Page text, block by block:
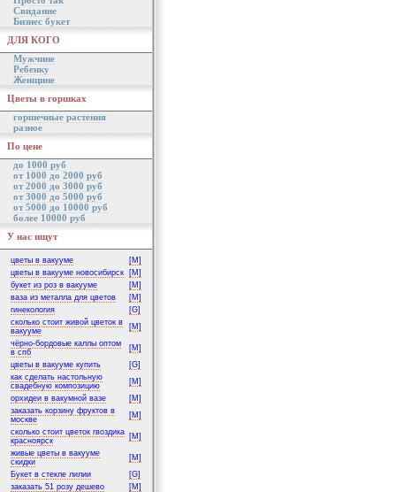
Свидание
Бизнес букет
ДЛЯ КОГО
Мужчине
Ребенку
Женщине
Цветы в горшках
горшечные растения
разное
По цене
до 1000 руб
от 1000 до 2000 руб
от 2000 до 3000 руб
от 3000 до 5000 руб
от 5000 до 10000 руб
более 10000 руб
У нас ищут
цветы в вакууме
[M]
цветы в вакууме новосибирск
[M]
букет из роз в вакууме
[M]
ваза из металла для цветов
[M]
гинекология
[G]
сколько стоит живой цветок в
вакууме
[M]
чёрно-бордовые каллы оптом
в спб
[M]
цветы в вакууме купить
[G]
как сделать настольную
свадебную композицию
[M]
орхидеи в вакумной вазе
[M]
заказать корзину фруктов в
москве
[M]
сколько стоит цветок гвоздика
красноярск
[M]
живые цветы в вакууме
скидки
[M]
Букет в стекле лилии
[G]
заказать 51 розу дешево
[M]